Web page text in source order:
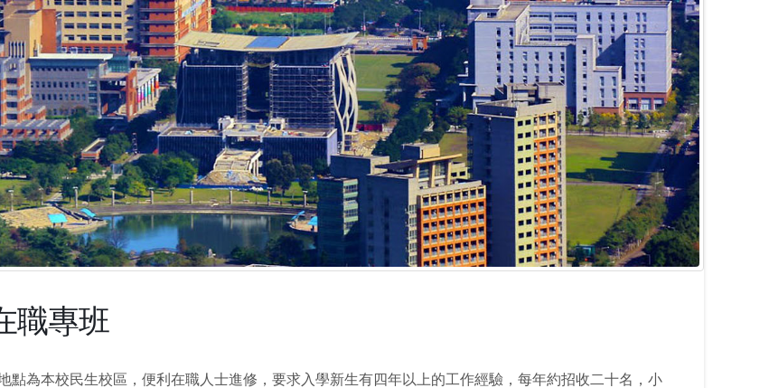
職專班
點為本校民生校區，便利在職人士進修，要求入學新生有四年以上的工作經驗，每年約招收二十名，小